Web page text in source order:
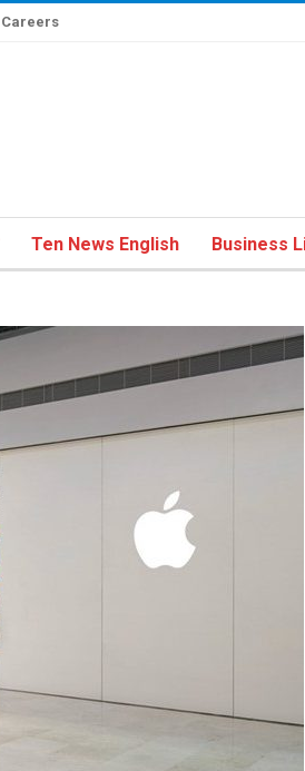
Careers
Ten News English Business